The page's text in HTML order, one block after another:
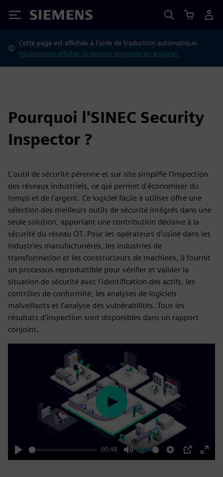
Siemens
Cette page est affichée à l'aide de traduction automatique.
Voulez-vous afficher la version originale en anglais?
Pourquoi l'SINEC Security
Inspector ?
L'outil de sécurité pérenne et sur site simplifie l'inspection
des réseaux industriels, ce qui permet d'économiser du
temps et de l'argent. Ce logiciel facile à utiliser offre une
sélection des meilleurs outils de sécurité intégrés dans une
seule solution, apportant une contribution décisive à la
sécurité du réseau OT. Pour les opérateurs d'usine dans les
industries manufacturières, les industries de
transformation et les constructeurs de machines, il fournit
un processus reproductible pour vérifier et valider la
situation de sécurité avec l'identification des actifs, les
contrôles de conformité, les analyses de logiciels
malveillants et l'analyse des vulnérabilités. Tous les
résultats d'inspection sont disponibles dans un rapport
conjoint.
Play
00:48
Mute Settings
PIP
Enter
Play